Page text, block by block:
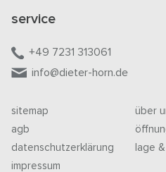
service
+49 7231 313061
info@dieter-horn.de
sitemap
agb
datenschutzerklärung
impressum
über
lage